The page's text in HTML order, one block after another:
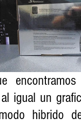
igual un
hibrido